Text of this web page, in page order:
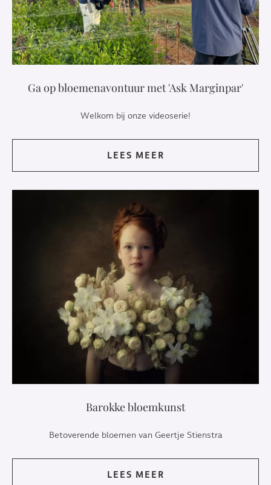
Ga op bloemenavontuur met 'Ask Marginpar'
Welkom bij onze videoserie!
LEES MEER
Barokke bloemkunst
Betoverende bloemen van Geertje Stienstra
LEES MEER